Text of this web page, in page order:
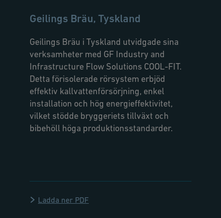
Geilings Bräu, Tyskland
Geilings Bräu i Tyskland utvidgade sina
verksamheter med GF Industry and
Infrastructure Flow Solutions COOL-FIT.
Detta förisolerade rörsystem erbjöd
effektiv kallvattenförsörjning, enkel
installation och hög energieffektivitet,
vilket stödde bryggeriets tillväxt och
bibehöll höga produktionsstandarder.
Ladda ner PDF